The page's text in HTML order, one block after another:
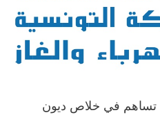
تساهم في خلاص ديون